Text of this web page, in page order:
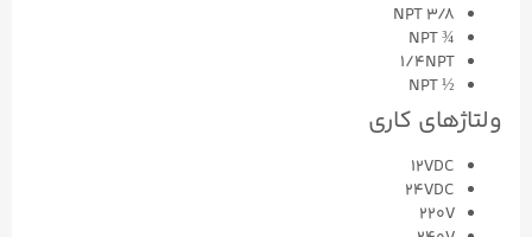
3/8 NPT
¾ NPT
1/4NPT
½ NPT
ولتاژهای کاری
12VDC
24VDC
220V